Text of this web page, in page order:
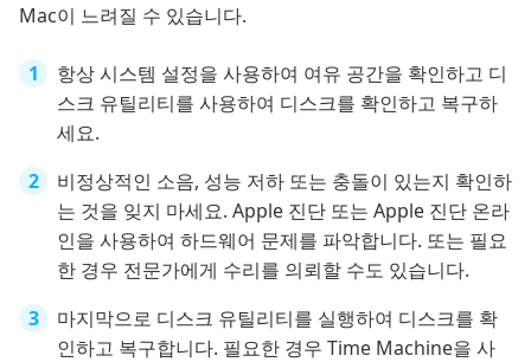
Mac이 느려질 수 있습니다.
항상 시스템 설정을 사용하여 여유 공간을 확인하고 디
스크 유틸리티를 사용하여 디스크를 확인하고 복구하
세요.
비정상적인 소음, 성능 저하 또는 충돌이 있는지 확인하
는 것을 잊지 마세요. Apple 진단 또는 Apple 진단 온라
인을 사용하여 하드웨어 문제를 파악합니다. 또는 필요
한 경우 전문가에게 수리를 의뢰할 수도 있습니다.
마지막으로 디스크 유틸리티를 실행하여 디스크를 확
인하고 복구합니다. 필요한 경우 Time Machine을 사